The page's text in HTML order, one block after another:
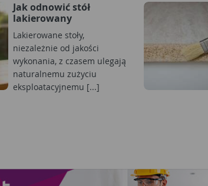
Jak odnowić stół
lakierowany
Lakierowane stoły,
niezależnie od jakości
wykonania, z czasem ulegają
naturalnemu zużyciu
eksploatacyjnemu [...]